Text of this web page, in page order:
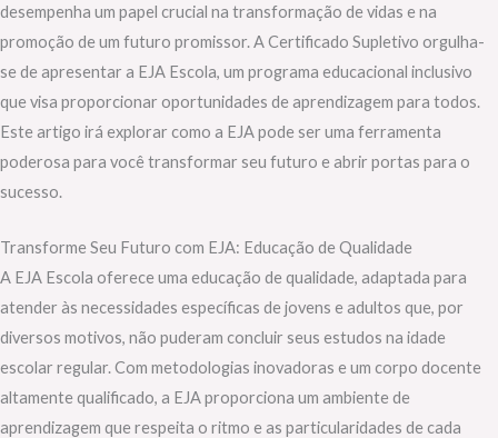
desempenha um papel crucial na transformação de vidas e na
promoção de um futuro promissor. A Certificado Supletivo orgulha-
se de apresentar a EJA Escola, um programa educacional inclusivo
que visa proporcionar oportunidades de aprendizagem para todos.
Este artigo irá explorar como a EJA pode ser uma ferramenta
poderosa para você transformar seu futuro e abrir portas para o
sucesso.
Transforme Seu Futuro com EJA: Educação de Qualidade
A EJA Escola oferece uma educação de qualidade, adaptada para
atender às necessidades específicas de jovens e adultos que, por
diversos motivos, não puderam concluir seus estudos na idade
escolar regular. Com metodologias inovadoras e um corpo docente
altamente qualificado, a EJA proporciona um ambiente de
aprendizagem que respeita o ritmo e as particularidades de cada